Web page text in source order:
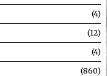
4
12
4
860